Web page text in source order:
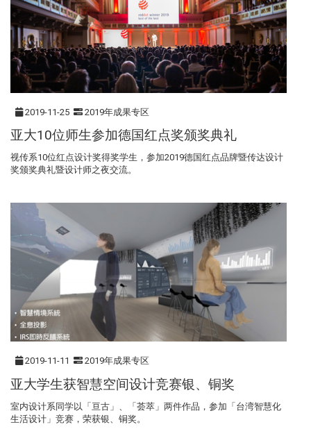
2019-11-25 2019年成果专区
亚大10位师生参加德国红点奖颁奖典礼
视传系10位红点设计奖得奖学生，参加2019德国红点品牌暨传达设计
奖颁奖典礼暨设计师之夜交流。
2019-11-11 2019年成果专区
亚大学生获智慧空间设计竞赛银、铜奖
室内设计系同学以「亘古」、「荟萃」两件作品，参加「台湾智慧化
生活设计」竞赛，荣获银、铜奖。